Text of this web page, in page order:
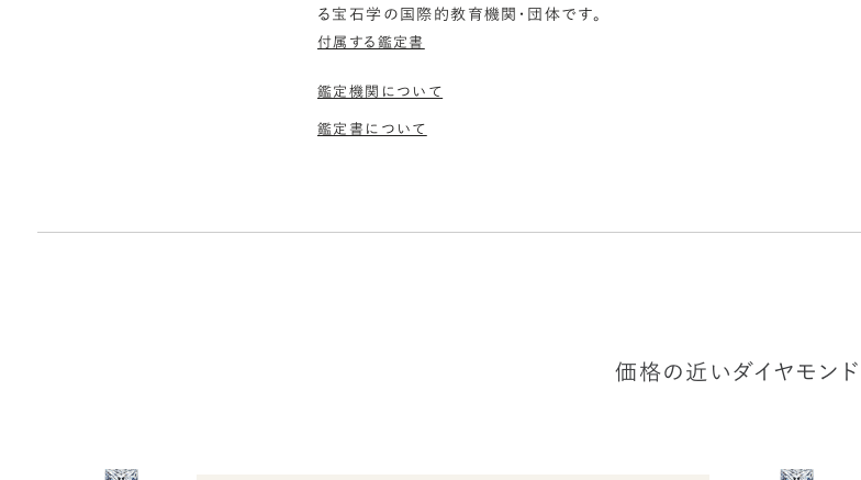
る宝石学の国際的教育機関・団体です。
付属する鑑定書
鑑定機関について
鑑定書について
価格の近いダイヤモンド